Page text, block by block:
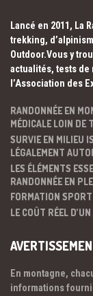
Lancé en 2011, La
trekking,
Outdoor.Vous y
actualités, tests de
l’Association des
RANDONNÉE EN
MÉDICALE LOIN DE
SURVIE EN MILIEU
LÉGALEMENT
LES ÉLÉMENTS
RANDONNÉE EN
FORMATION
LE COÛT RÉEL
En montagne,
informations